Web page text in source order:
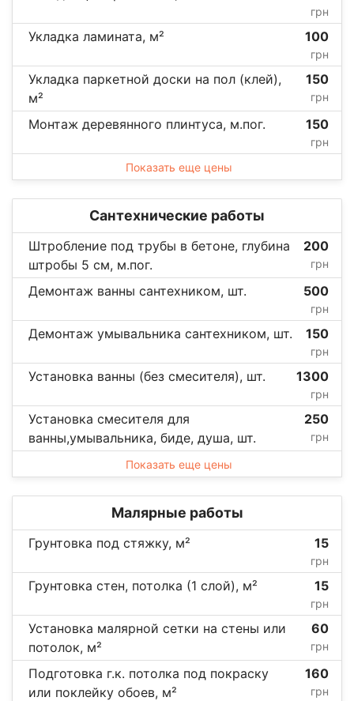
грн
Укладка ламината, м² 100
грн
Укладка паркетной доски на пол (клей),
м²
150
грн
Монтаж деревянного плинтуса, м.пог. 150
грн
Показать еще цены
Сантехнические работы
Штробление под трубы в бетоне, глубина
штробы 5 см, м.пог.
200
грн
Демонтаж ванны сантехником, шт. 500
грн
Демонтаж умывальника сантехником, шт. 150
грн
Установка ванны (без смесителя), шт. 1300
грн
Установка смесителя для
ванны,умывальника, биде, душа, шт.
250
грн
Показать еще цены
Малярные работы
Грунтовка под стяжку, м² 15
грн
Грунтовка стен, потолка (1 слой), м² 15
грн
Установка малярной сетки на стены или
потолок, м²
60
грн
Подготовка г.к. потолка под покраску
или поклейку обоев, м²
160
грн